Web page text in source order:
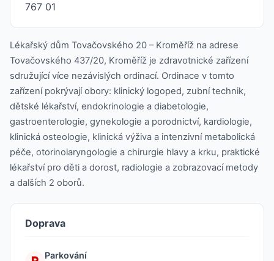
767 01
Lékařský dům Tovačovského 20 – Kroměříž na adrese
Tovačovského 437/20, Kroměříž je zdravotnické zařízení
sdružující více nezávislých ordinací. Ordinace v tomto
zařízení pokrývají obory: klinický logoped, zubní technik,
dětské lékařství, endokrinologie a diabetologie,
gastroenterologie, gynekologie a porodnictví, kardiologie,
klinická osteologie, klinická výživa a intenzivní metabolická
péče, otorinolaryngologie a chirurgie hlavy a krku, praktické
lékařství pro děti a dorost, radiologie a zobrazovací metody
a dalších 2 oborů.
Doprava
Parkování